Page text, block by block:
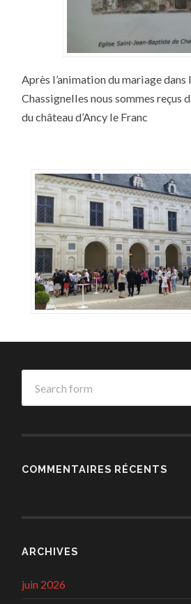
Après l’animation du mariage
Chassignelles nous sommes reçus
du château d’Ancy le Franc
COMMENTAIRES RÉCENTS
ARCHIVES
juin 2026